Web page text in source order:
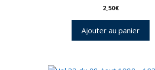
2,50€
Ajouter au panier